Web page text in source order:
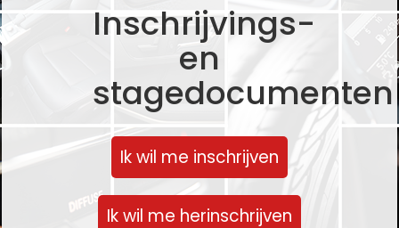
Inschrijvings-
en
stagedocumenten
Ik wil me inschrijven
Ik wil me herinschrijven